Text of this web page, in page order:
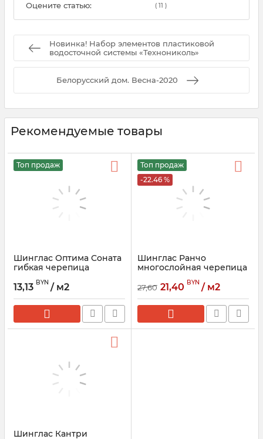
Оцените статью: ( 11 )
Новинка! Набор элементов пластиковой
водосточной системы «Технониколь»
Белорусский дом. Весна-2020
Рекомендуемые товары
Топ продаж
Шинглас Оптима Соната
гибкая черепица
13,13 BYN / м2
Топ продаж
-22.46 %
Шинглас Ранчо
многослойная черепица
27,60 21,40 BYN / м2
Шинглас Кантри